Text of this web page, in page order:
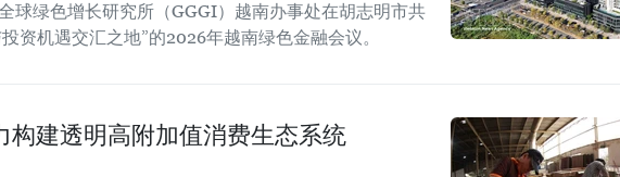
球绿色增长研究所（GGGI）越南办事处在胡志明市共
资机遇交汇之地”的2026年越南绿色金融会议。
构建透明高附加值消费生态系统